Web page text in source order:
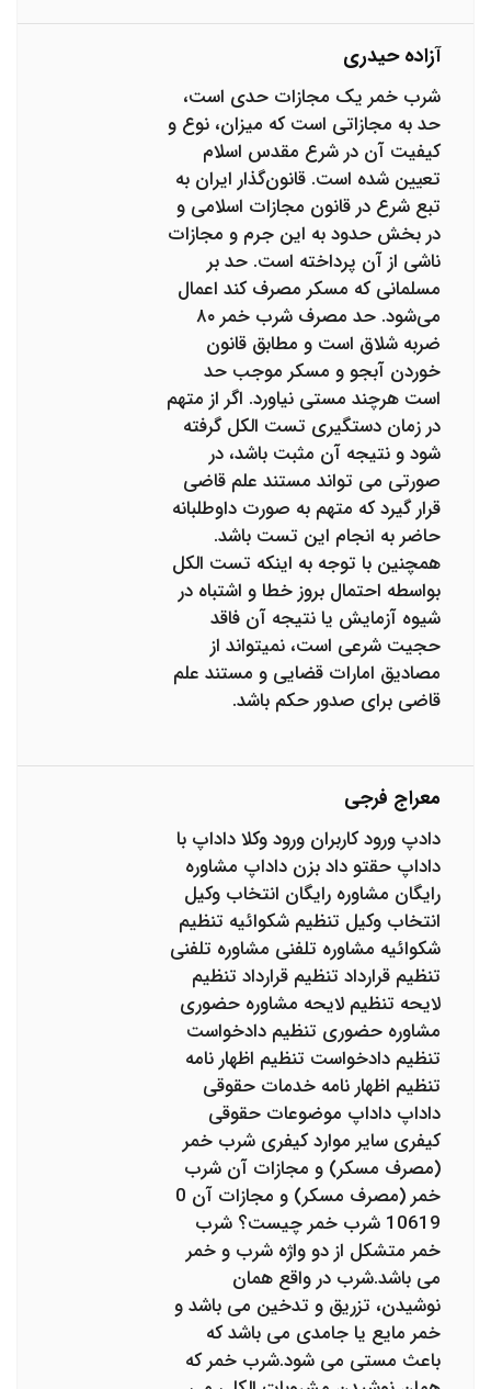
آزاده حیدری
شرب خمر یک مجازات حدی است،
حد به مجازاتی است که میزان، نوع و
کیفیت آن در شرع مقدس اسلام
تعیین شده است. قانون‌گذار ایران به
تبع شرع در قانون مجازات اسلامی و
در بخش حدود به این جرم و مجازات
ناشی از آن پرداخته است. حد بر
مسلمانی که مسکر مصرف کند اعمال
می‌شود. حد مصرف شرب خمر ۸۰
ضربه شلاق است و مطابق قانون
خوردن آبجو و مسکر موجب حد
است هرچند مستی نیاورد. اگر از متهم
در زمان دستگیری تست الکل گرفته
شود و نتیجه آن مثبت باشد، در
صورتی می تواند مستند علم قاضی
قرار گیرد که متهم به صورت داوطلبانه
حاضر به انجام این تست باشد.
همچنین با توجه به اینکه تست الکل
بواسطه احتمال بروز خطا و اشتباه در
شیوه آزمایش یا نتیجه آن فاقد
حجیت شرعی است، نمیتواند از
مصادیق امارات قضایی و مستند علم
قاضی برای صدور حکم باشد.
معراج فرجی
دادپ ورود کاربران ورود وکلا داداپ با
داداپ حقتو داد بزن داداپ مشاوره
رایگان مشاوره رایگان انتخاب وکیل
انتخاب وکیل تنظیم شکوائیه تنظیم
شکوائیه مشاوره تلفنی مشاوره تلفنی
تنظیم قرارداد تنظیم قرارداد تنظیم
لایحه تنظیم لایحه مشاوره حضوری
مشاوره حضوری تنظیم دادخواست
تنظیم دادخواست تنظیم اظهار نامه
تنظیم اظهار نامه خدمات حقوقی
داداپ داداپ موضوعات حقوقی
کیفری سایر موارد کیفری شرب خمر
(مصرف مسکر) و مجازات آن شرب
خمر (مصرف مسکر) و مجازات آن 0
10619 شرب خمر چیست؟ شرب
خمر متشکل از دو واژه شرب و خمر
می باشد.شرب در واقع همان
نوشیدن، تزریق و تدخین می باشد و
خمر مایع یا جامدی می باشد که
باعث مستی می شود.شرب خمر که